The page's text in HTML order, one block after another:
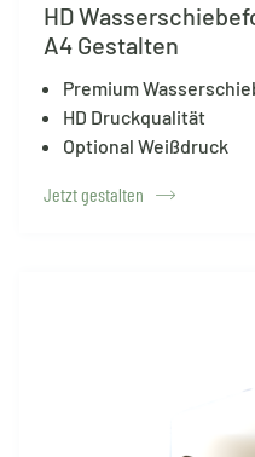
HD
A4 Gestalten
Premium
HD Druckqualität
Optional Weißdruck
Jetzt gestalten